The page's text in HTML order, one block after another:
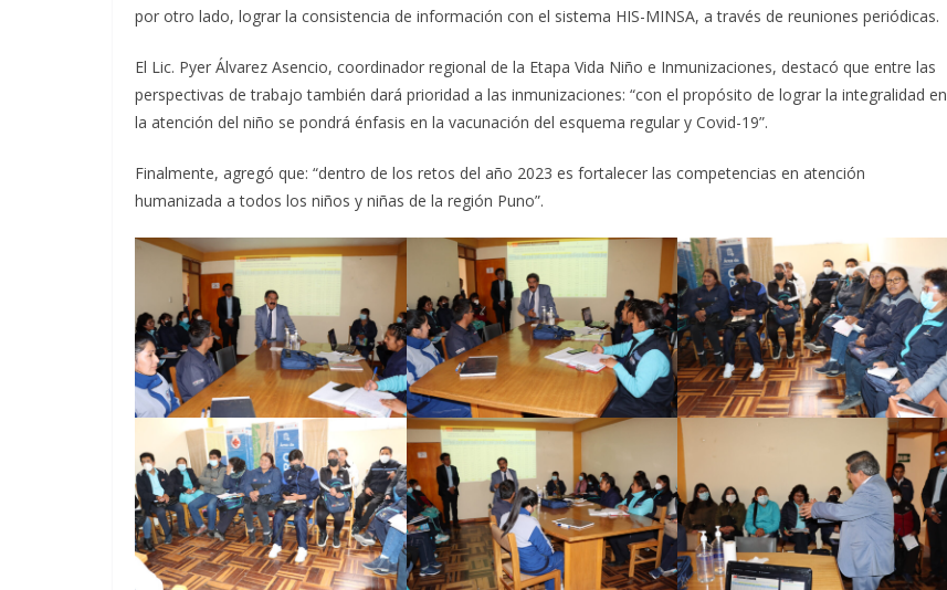
por otro lado, lograr la consistencia de información con el sistema HIS-MINSA, a través de reuniones periódicas.
El Lic. Pyer Álvarez Asencio, coordinador regional de la Etapa Vida Niño e Inmunizaciones, destacó que entre las
perspectivas de trabajo también dará prioridad a las inmunizaciones: “con el propósito de lograr la integralidad en
la atención del niño se pondrá énfasis en la vacunación del esquema regular y Covid-19”.
Finalmente, agregó que: “dentro de los retos del año 2023 es fortalecer las competencias en atención
humanizada a todos los niños y niñas de la región Puno”.